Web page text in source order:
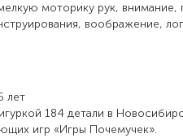
моторику рук, внимание,
воображение,
лет
184 детали в
игр «Игры Почемучек».